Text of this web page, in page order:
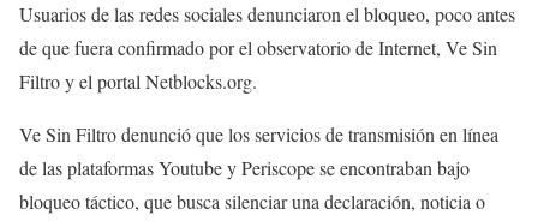
Usuarios de las redes sociales denunciaron el bloqueo, poco antes
de que fuera confirmado por el observatorio de Internet, Ve Sin
Filtro y el portal Netblocks.org.
Ve Sin Filtro denunció que los servicios de transmisión en línea
de las plataformas Youtube y Periscope se encontraban bajo
bloqueo táctico, que busca silenciar una declaración, noticia o